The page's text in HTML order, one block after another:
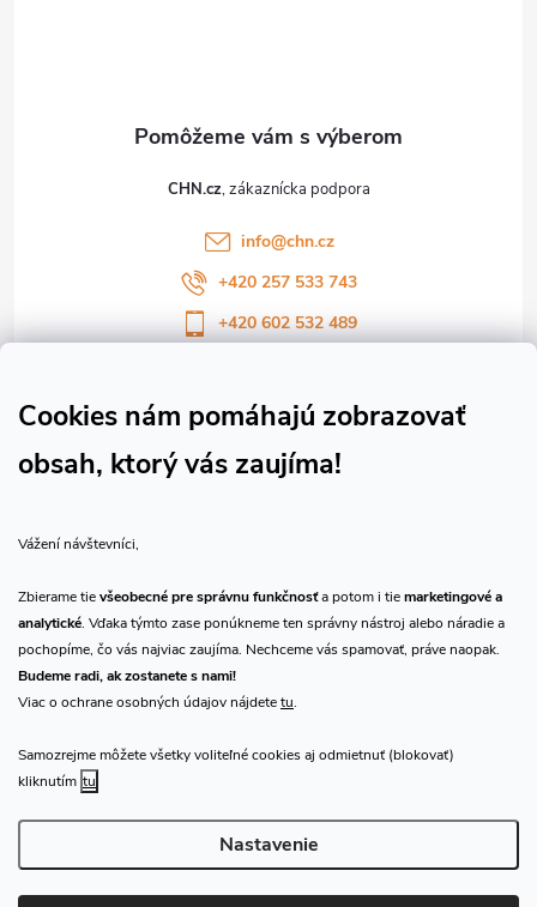
Cookies nám pomáhajú zobrazovať
obsah, ktorý vás zaujíma!
Vážení návštevníci,
Zbierame tievšeobecné pre správnu funkčnosťa potom i tiemarketingové a
analytické. Vďaka týmto zase ponúkneme ten správny nástroj alebo náradie a
pochopíme, čo vás najviac zaujíma. Nechceme vás spamovať, práve naopak.
Budeme radi, ak zostanete s nami!
Viac o ochrane osobných údajov nájdetetu.
Samozrejme môžete všetky voliteľné cookies aj odmietnuť (blokovať)
kliknutím tu
Nastavenie
CHN.cz
info@chn.cz
+420 257 533 743
+420 602 532 489
Sledujte náš vlog CHN_CZ
Prijímame online platby
Copyright 2026CHN.cz. Všetky práva vyhradené.Upraviť nastavenie
cookies